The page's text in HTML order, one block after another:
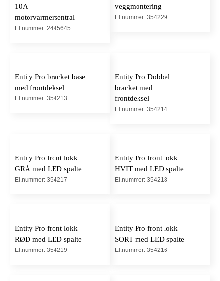
10A
motorvarmersentral
El.nummer: 2445645
veggmontering
El.nummer: 354229
Entity Pro bracket base
med frontdeksel
El.nummer: 354213
Entity Pro Dobbel
bracket med
frontdeksel
El.nummer: 354214
Entity Pro front lokk
GRÅ med LED spalte
El.nummer: 354217
Entity Pro front lokk
HVIT med LED spalte
El.nummer: 354218
Entity Pro front lokk
RØD med LED spalte
El.nummer: 354219
Entity Pro front lokk
SORT med LED spalte
El.nummer: 354216